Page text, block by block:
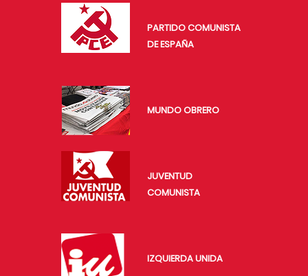
PARTIDO COMUNISTA
DE ESPAÑA
MUNDO OBRERO
JUVENTUD
COMUNISTA
IZQUIERDA UNIDA